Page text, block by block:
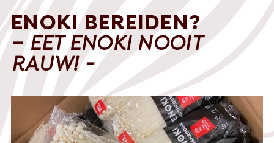
ENOKI BEREIDEN?
– EET ENOKI NOOIT
RAUW! -